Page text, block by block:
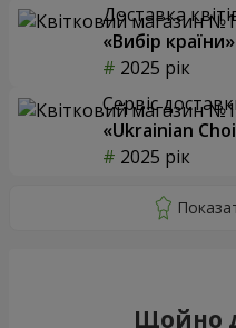
Доставка
«Вибір країни»
2025 рік
Сервіс
«Ukrainian
2025 рік
Щойно